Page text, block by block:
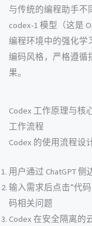
与传统的编程助手不
codex-1 模型（这是
编程环境中的强化学
编码风格，严格遵循
果。
Codex 工作原理与核
工作流程
Codex 的使用流程设
用户通过 ChatGPT 侧
输入需求后点击”代
码相关问题
Codex 在安全隔离的